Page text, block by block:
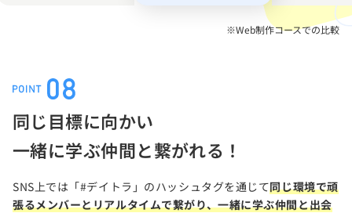
※Web制作コースでの比較
同じ目標に向かい
一緒に学ぶ仲間と繋がれる！
SNS上では「#デイトラ」のハッシュタグを通じて同じ環境で頑
張るメンバーとリアルタイムで繋がり、一緒に学ぶ仲間と出会